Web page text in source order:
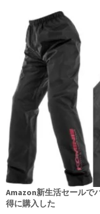
Amazon新生活セールで
得に購入した